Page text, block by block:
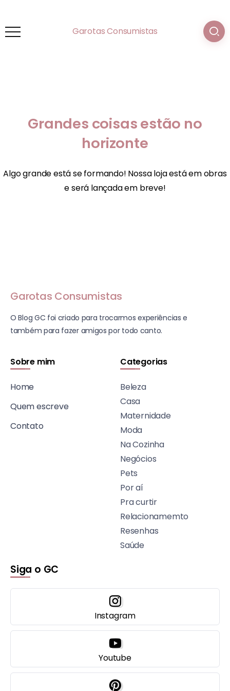
Garotas Consumistas
Grandes coisas estão no
horizonte
Algo grande está se formando! Nossa loja está em obras
e será lançada em breve!
Garotas Consumistas
O Blog GC foi criado para trocarmos experiências e
também para fazer amigos por todo canto.
Sobre mim
Home
Quem escreve
Contato
Categorias
Beleza
Casa
Maternidade
Moda
Na Cozinha
Negócios
Pets
Por aí
Pra curtir
Relacionamemto
Resenhas
Saúde
Siga o GC
Instagram
Youtube